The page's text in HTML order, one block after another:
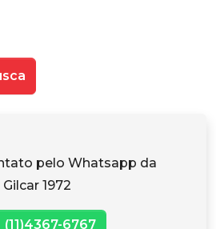
pelo Whatsapp da
Gilcar 1972
(11)4367-6767